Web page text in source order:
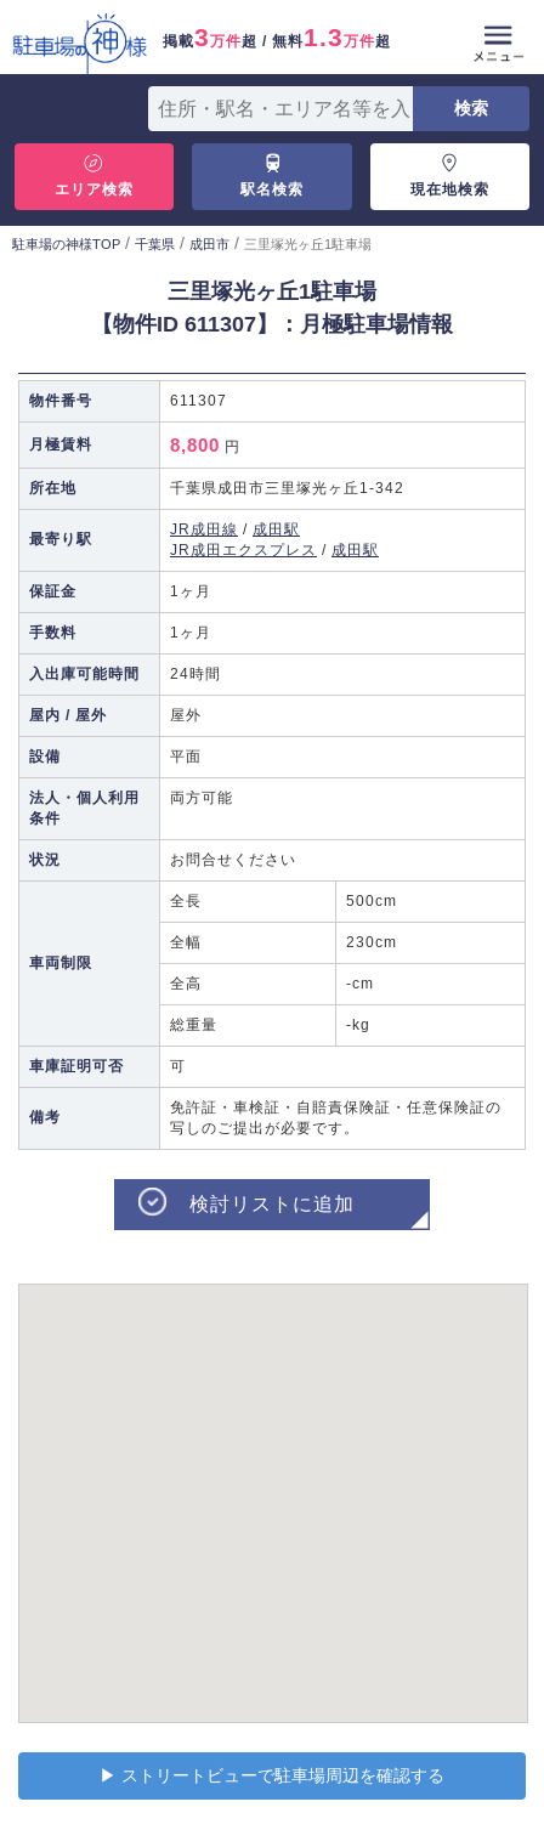
掲載3万件超 / 無料1.3万件超
エリア検索 駅名検索 現在地検索
駐車場の神様TOP / 千葉県 / 成田市 / 三里塚光ヶ丘1駐車場
三里塚光ヶ丘1駐車場
【物件ID 611307】：月極駐車場情報
物件番号 611307
月極賃料 8,800 円
所在地 千葉県成田市三里塚光ヶ丘1-342
最寄り駅
JR成田線 / 成田駅
JR成田エクスプレス / 成田駅
保証金 1ヶ月
手数料 1ヶ月
入出庫可能時間 24時間
屋内 / 屋外 屋外
設備 平面
法人・個人利用
条件
両方可能
状況 お問合せください
車両制限
全長 500cm
全幅 230cm
全高 -cm
総重量 -kg
車庫証明可否 可
備考
免許証・車検証・自賠責保険証・任意保険証の
写しのご提出が必要です。
検討リストに追加
▶︎ ストリートビューで駐車場周辺を確認する